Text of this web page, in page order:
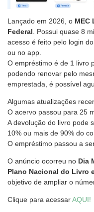
Lançado em 2026, o MEC
Federal . Possui quase 8
acesso é feito pelo login
ou no app.
O empréstimo é de 1 livro
podendo renovar pelo
emprestada, é possível
Algumas atualizações
O acervo passou para 25
A devolução do livro pode
10% ou mais de 90% do
O empréstimo passou a
O anúncio ocorreu no Dia
Plano Nacional do Livro
objetivo de ampliar o
Clique para acessarAQUI!